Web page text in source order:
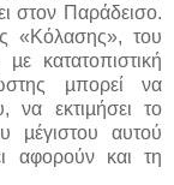
στον Παράδεισο.
«Κόλασης», του
κατατοπιστική
µπορεί να
να εκτιµήσει το
µέγιστου αυτού
αφορούν και τη